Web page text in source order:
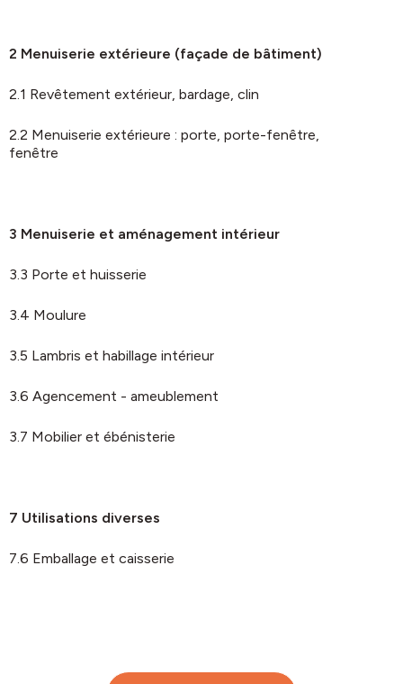
2 Menuiserie extérieure (façade de bâtiment)
2.1 Revêtement extérieur, bardage, clin
2.2 Menuiserie extérieure : porte, porte-fenêtre,
fenêtre
3 Menuiserie et aménagement intérieur
3.3 Porte et huisserie
3.4 Moulure
3.5 Lambris et habillage intérieur
3.6 Agencement - ameublement
3.7 Mobilier et ébénisterie
7 Utilisations diverses
7.6 Emballage et caisserie